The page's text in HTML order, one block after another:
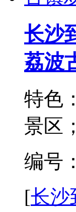
长沙
荔波
特色
景区
编号：
[长沙